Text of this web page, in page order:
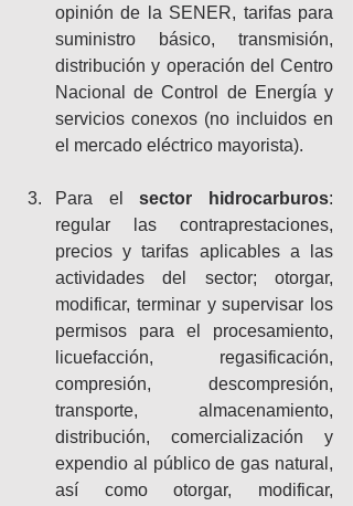
opinión de la SENER, tarifas para
suministro básico, transmisión,
distribución y operación del Centro
Nacional de Control de Energía y
servicios conexos (no incluidos en
el mercado eléctrico mayorista).
Para el sector hidrocarburos:
regular las contraprestaciones,
precios y tarifas aplicables a las
actividades del sector; otorgar,
modificar, terminar y supervisar los
permisos para el procesamiento,
licuefacción, regasificación,
compresión, descompresión,
transporte, almacenamiento,
distribución, comercialización y
expendio al público de gas natural,
así como otorgar, modificar,